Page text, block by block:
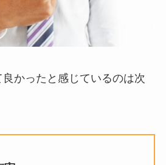
かったと感じているのは次